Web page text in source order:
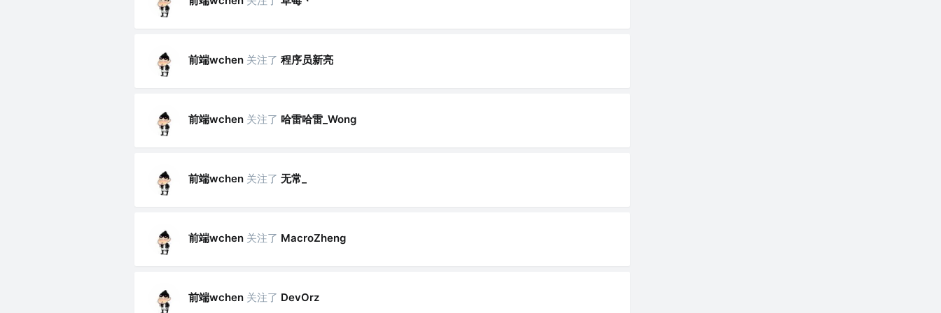
前端wchen 关注了 程序员新亮
前端wchen 关注了 哈雷哈雷_Wong
前端wchen 关注了 无常_
前端wchen 关注了 MacroZheng
前端wchen 关注了 DevOrz